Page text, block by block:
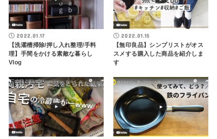
2022.01.17
【洗濯槽掃除/押し入れ整理/手料
理】手間をかける素敵な暮らし
Vlog
2022.01.15
【無印良品】シンプリストがオス
スメする購入した商品を紹介しま
す